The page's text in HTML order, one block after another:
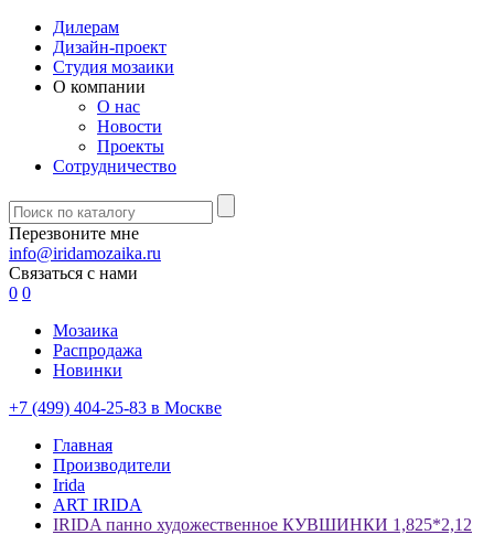
Дилерам
Дизайн-проект
Студия мозаики
О компании
О нас
Новости
Проекты
Сотрудничество
Перезвоните мне
info@iridamozaika.ru
Связаться с нами
0 0
Мозаика
Распродажа
Новинки
+7 (499) 404-25-83 в Москве
Главная
Производители
Irida
ART IRIDA
IRIDA панно художественное КУВШИНКИ 1,825*2,12